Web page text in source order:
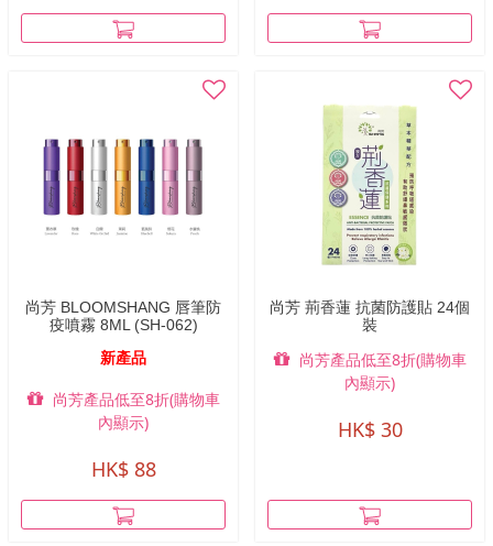
尚芳 BLOOMSHANG 唇筆防
疫噴霧 8ML (SH-062)
新產品
尚芳產品低至8折(購物車
內顯示)
HK$ 88
尚芳 荊香蓮 抗菌防護貼 24個
裝
尚芳產品低至8折(購物車
內顯示)
HK$ 30